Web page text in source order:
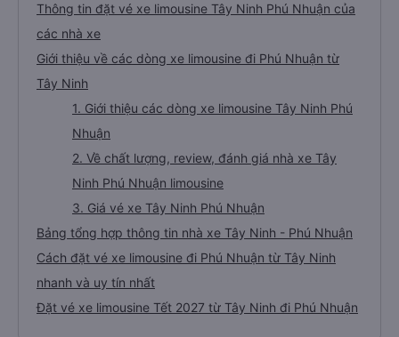
Thông tin đặt vé xe limousine Tây Ninh Phú Nhuận của
các nhà xe
Giới thiệu về các dòng xe limousine đi Phú Nhuận từ
Tây Ninh
1. Giới thiệu các dòng xe limousine Tây Ninh Phú
Nhuận
2. Về chất lượng, review, đánh giá nhà xe Tây
Ninh Phú Nhuận limousine
3. Giá vé xe Tây Ninh Phú Nhuận
Bảng tổng hợp thông tin nhà xe Tây Ninh - Phú Nhuận
Cách đặt vé xe limousine đi Phú Nhuận từ Tây Ninh
nhanh và uy tín nhất
Đặt vé xe limousine Tết 2027 từ Tây Ninh đi Phú Nhuận